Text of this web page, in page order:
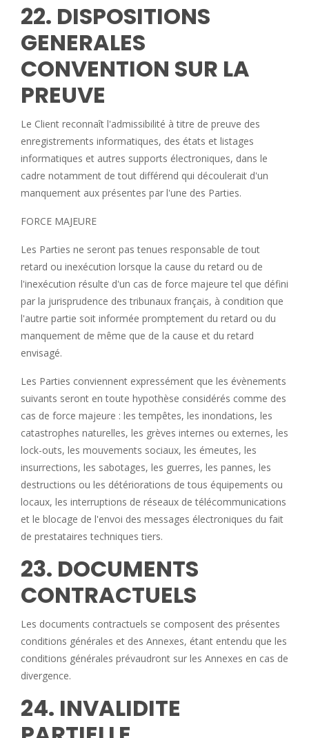
22. DISPOSITIONS
GENERALES
CONVENTION SUR LA
PREUVE
Le Client reconnaît l'admissibilité à titre de preuve des
enregistrements informatiques, des états et listages
informatiques et autres supports électroniques, dans le
cadre notamment de tout différend qui découlerait d'un
manquement aux présentes par l'une des Parties.
FORCE MAJEURE
Les Parties ne seront pas tenues responsable de tout
retard ou inexécution lorsque la cause du retard ou de
l'inexécution résulte d'un cas de force majeure tel que défini
par la jurisprudence des tribunaux français, à condition que
l'autre partie soit informée promptement du retard ou du
manquement de même que de la cause et du retard
envisagé.
Les Parties conviennent expressément que les évènements
suivants seront en toute hypothèse considérés comme des
cas de force majeure : les tempêtes, les inondations, les
catastrophes naturelles, les grèves internes ou externes, les
lock-outs, les mouvements sociaux, les émeutes, les
insurrections, les sabotages, les guerres, les pannes, les
destructions ou les détériorations de tous équipements ou
locaux, les interruptions de réseaux de télécommunications
et le blocage de l'envoi des messages électroniques du fait
de prestataires techniques tiers.
23. DOCUMENTS
CONTRACTUELS
Les documents contractuels se composent des présentes
conditions générales et des Annexes, étant entendu que les
conditions générales prévaudront sur les Annexes en cas de
divergence.
24. INVALIDITE